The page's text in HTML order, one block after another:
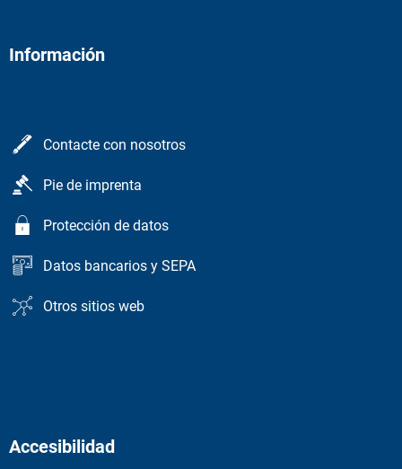
Información
Contacte con nosotros
Pie de imprenta
Protección de datos
Datos bancarios y SEPA
Otros sitios web
Accesibilidad